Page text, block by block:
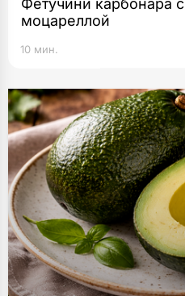
Фетучини карбонара с
моцареллой
10 мин.